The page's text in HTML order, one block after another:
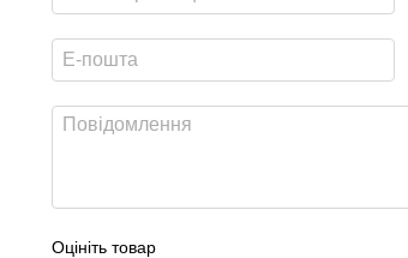
Оцініть товар